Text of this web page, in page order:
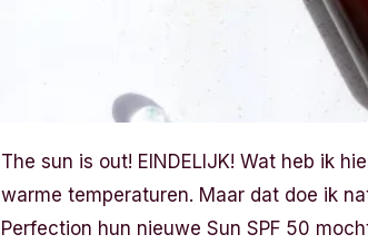
The sun is out! EINDELIJK! Wat heb ik
warme temperaturen. Maar dat doe ik
Perfection hun nieuwe Sun SPF 50